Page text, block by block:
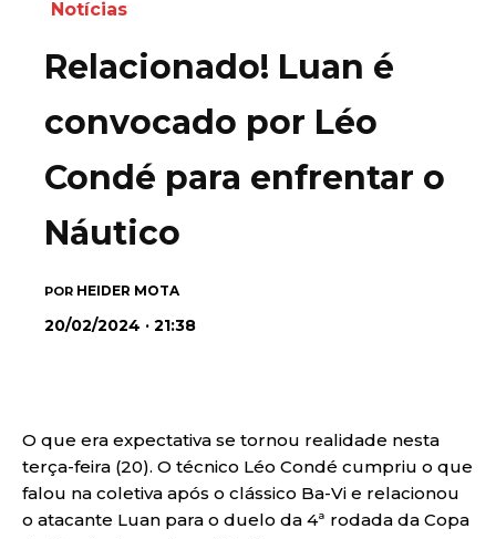
Notícias
Relacionado! Luan é
convocado por Léo
Condé para enfrentar o
Náutico
POR HEIDER MOTA
20/02/2024 · 21:38
O que era expectativa se tornou realidade nesta
terça-feira (20). O técnico Léo Condé cumpriu o que
falou na coletiva após o clássico Ba-Vi e relacionou
o atacante Luan para o duelo da 4ª rodada da Copa